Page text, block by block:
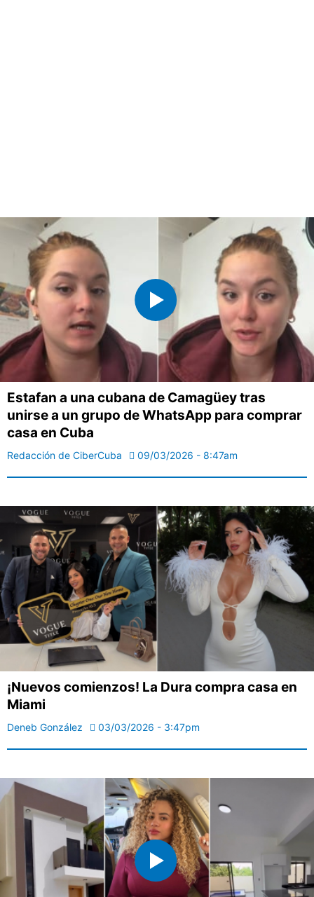
Estafan a una cubana de Camagüey tras
unirse a un grupo de WhatsApp para comprar
casa en Cuba
Redacción de CiberCuba 09/03/2026 - 8:47am
¡Nuevos comienzos! La Dura compra casa en
Miami
Deneb González 03/03/2026 - 3:47pm